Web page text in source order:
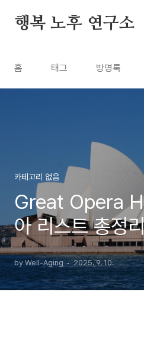
행복 노후 연구소
홈 태그 방명록
카테고리 없음
Great Opera
아 리스트 총정
링크
by Well-Aging 2025. 9. 10.